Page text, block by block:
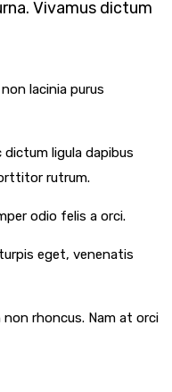
Vivamus dictum
lacinia purus
ligula dapibus
rutrum.
odio felis a orci.
eget, venenatis
rhoncus. Nam at orci